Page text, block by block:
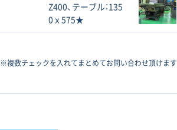
Z400、テーブル：135
0ｘ575★
※複数チェックを入れてまとめてお問い合わせ頂けます